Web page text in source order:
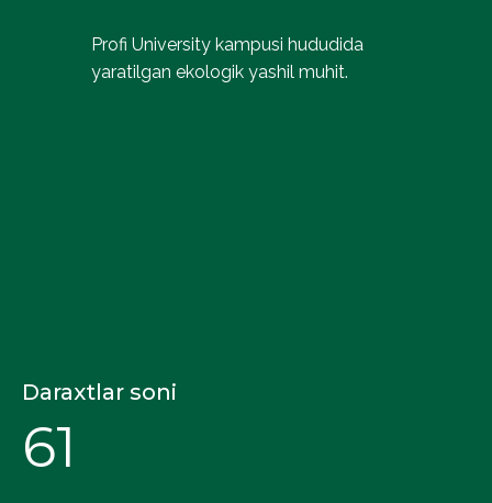
Profi University kampusi hududida
yaratilgan ekologik yashil muhit.
61
Daraxtlar soni